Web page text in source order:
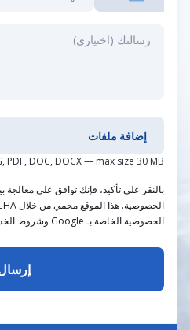
إضافة ملفات
PDF, DOC, DOCX — max size 30 MB)
بالنقر على تأكيد، فإنك توافق على معالجة
الخصوصية الخاصة بـ Google وشروط الخدمة.